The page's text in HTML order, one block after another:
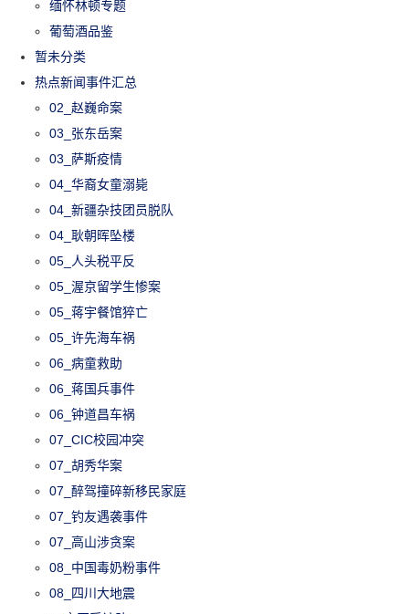
缅怀林顿专题
葡萄酒品鉴
暂未分类
热点新闻事件汇总
02_赵巍命案
03_张东岳案
03_萨斯疫情
04_华裔女童溺毙
04_新疆杂技团员脱队
04_耿朝晖坠楼
05_人头税平反
05_渥京留学生惨案
05_蒋宇餐馆猝亡
05_许先海车祸
06_病童救助
06_蒋国兵事件
06_钟道昌车祸
07_CIC校园冲突
07_胡秀华案
07_醉驾撞碎新移民家庭
07_钓友遇袭事件
07_高山涉贪案
08_中国毒奶粉事件
08_四川大地震